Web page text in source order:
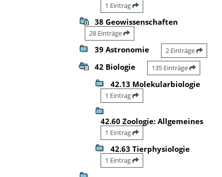
1 Eintrag
38 Geowissenschaften
28 Einträge
39 Astronomie 2 Einträge
42 Biologie 135 Einträge
42.13 Molekularbiologie
1 Eintrag
42.60 Zoologie: Allgemeines
1 Eintrag
42.63 Tierphysiologie
1 Eintrag